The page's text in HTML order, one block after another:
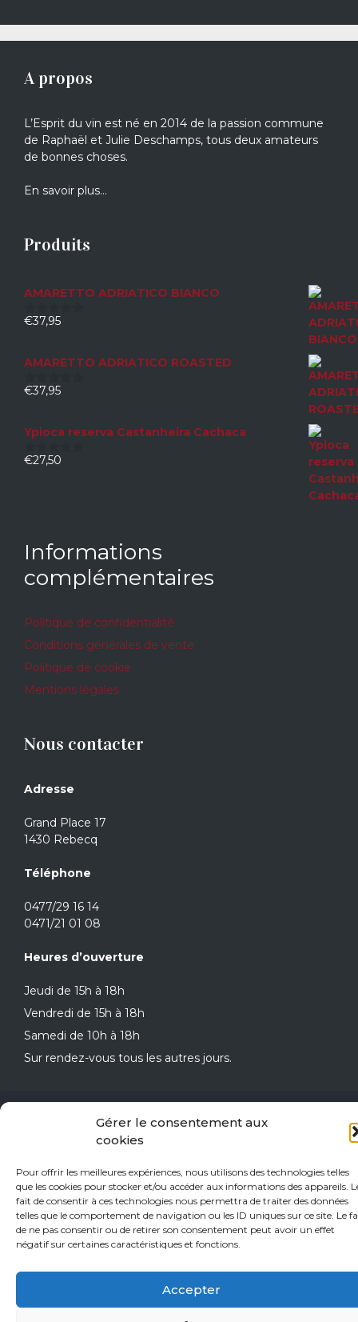
Gérer le consentement aux
cookies
Pour offrir les meilleures expériences, nous utilisons des technologies telles
que les cookies pour stocker et/ou accéder aux informations des appareils.
fait de consentir à ces technologies nous permettra de traiter des données
telles que le comportement de navigation ou les ID uniques sur ce site. Le
de ne pas consentir ou de retirer son consentement peut avoir un effet
négatif sur certaines caractéristiques et fonctions.
Accepter
A propos
L’Esprit du vin est né en 2014 de la passion commune
de Raphaël et Julie Deschamps, tous deux amateurs
de bonnes choses.
En savoir plus…
Produits
AMARETTO ADRIATICO BIANCO
0
€37,95
AMARETTO ADRIATICO ROASTED
0
€37,95
Ypioca reserva Castanheira Cachaca
0
€27,50
Informations
complémentaires
Politique de confidentialité
Conditions générales de vente
Politique de cookie
Mentions légales
Nous contacter
Adresse
Grand Place 17
1430 Rebecq
Téléphone
0477/29 16 14
0471/21 01 08
Heures d’ouverture
Jeudi de 15h à 18h
Vendredi de 15h à 18h
Samedi de 10h à 18h
Sur rendez-vous tous les autres jours.
© 2026 L'Esprit du Vin | Réalisé par